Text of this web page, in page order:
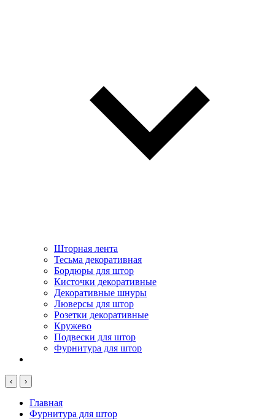
Шторная лента
Тесьма декоративная
Бордюры для штор
Кисточки декоративные
Декоративные шнуры
Люверсы для штор
Розетки декоративные
Кружево
Подвески для штор
Фурнитура для штор
‹ ›
Главная
Фурнитура для штор